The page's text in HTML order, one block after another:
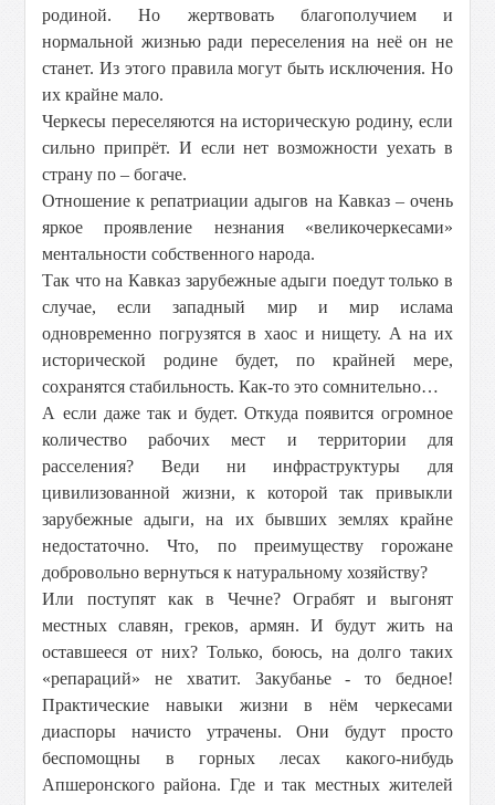
родиной. Но жертвовать благополучием и
нормальной жизнью ради переселения на неё он не
станет. Из этого правила могут быть исключения. Но
их крайне мало.
Черкесы переселяются на историческую родину, если
сильно припрёт. И если нет возможности уехать в
страну по – богаче.
Отношение к репатриации адыгов на Кавказ – очень
яркое проявление незнания «великочеркесами»
ментальности собственного народа.
Так что на Кавказ зарубежные адыги поедут только в
случае, если западный мир и мир ислама
одновременно погрузятся в хаос и нищету. А на их
исторической родине будет, по крайней мере,
сохранятся стабильность. Как-то это сомнительно…
А если даже так и будет. Откуда появится огромное
количество рабочих мест и территории для
расселения? Веди ни инфраструктуры для
цивилизованной жизни, к которой так привыкли
зарубежные адыги, на их бывших землях крайне
недостаточно. Что, по преимуществу горожане
добровольно вернуться к натуральному хозяйству?
Или поступят как в Чечне? Ограбят и выгонят
местных славян, греков, армян. И будут жить на
оставшееся от них? Только, боюсь, на долго таких
«репараций» не хватит. Закубанье - то бедное!
Практические навыки жизни в нём черкесами
диаспоры начисто утрачены. Они будут просто
беспомощны в горных лесах какого-нибудь
Апшеронского района. Где и так местных жителей